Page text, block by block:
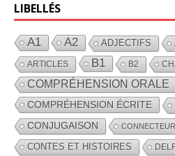
LIBELLÉS
A1 A2 ADJECTIFS
ARTICLES B1 B2
COMPRÉHENSION ORALE
COMPRÉHENSION ÉCRITE
CONJUGAISON
CONTES ET HISTOIRES